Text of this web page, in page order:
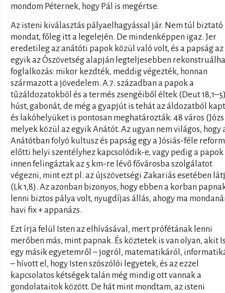
mondom Péternek, hogy Pál is megértse.
Az isteni kiválasztás pályaelhagyással jár. Nem túl biztató
mondat, főleg itt a legelején. De mindenképpen igaz. Jer
eredetileg az anátóti papok közül való volt, és a papság az
egyik az Ószövetség alapján legteljesebben
foglalkozás: mikor kezdték, meddig végezték, honnan
származott a jövedelem. A 7. században a papok a
tűzáldozatokból és a termés zsengéiből éltek (Deut
húst, gabonát, de még a gyapjút is tehát az áldozatból
és lakóhelyüket is pontosan meghatározták: 48 város (Józs
melyek közül az egyik Anátót. Az ugyan nem világos, hogy
Anátótban folyó kultusz és papság egy a Jósiás-féle reform
előtti helyi szentélyhez kapcsolódik-e, vagy pedig a papok
innen felingáztak az 5 km-re lévő fővárosba szolgálatot
végezni, mint ezt pl. az újszövetségi Zakariás esetében
(Lk 1,8). Az azonban bizonyos, hogy ebben a korban
lenni biztos pálya volt, nyugdíjas állás, ahogy ma
havi fix + appanázs.
Ezt írja felül Isten az elhívásával, mert prófétának lenni
merőben más, mint papnak. És köztetek is van olyan, akit
egy másik egyetemről – jogról, matematikáról,
– hívott el, hogy Isten szószólói legyetek, és az ezzel
kapcsolatos kétségek talán még mindig ott vannak a
gondolataitok között. De hát mint mondtam, az isteni